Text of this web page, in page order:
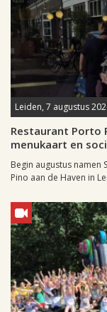
Leiden, 7 augustus
Restaurant Porto
menukaart en
Begin augustus namen
Pino aan de Haven in